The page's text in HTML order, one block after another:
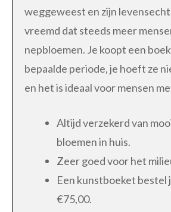
weggeweest en zijn
vreemd dat steeds meer
nepbloemen. Je koopt een
bepaalde periode, je hoeft ze
en het is ideaal voor mensen
Altijd verzekerd van
bloemen in huis.
Zeer goed voor het
Een kunstboeket bestel
€75,00.